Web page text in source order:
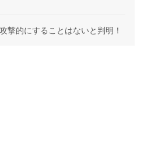
撃的にすることはないと判明！